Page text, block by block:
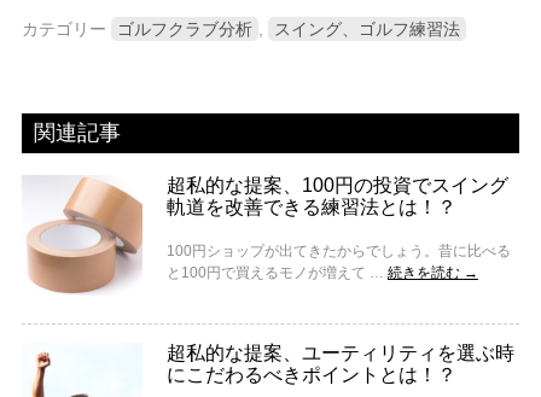
カテゴリー ゴルフクラブ分析 スイング、ゴルフ練習法
関連記事
超私的な提案、100円の投資でスイング
軌道を改善できる練習法とは！？
100円ショップが出てきたからでしょう。昔に比べる
と100円で買えるモノが増えて … 続きを読む →
超私的な提案、ユーティリティを選ぶ時
にこだわるべきポイントとは！？